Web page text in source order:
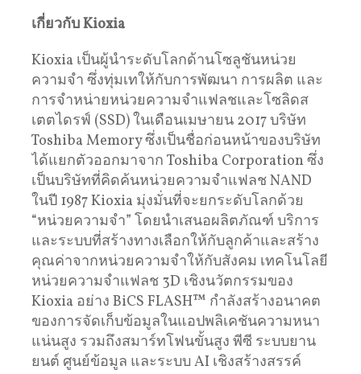
เกี่ยวกับKioxia
Kioxia เป็นผู้นำระดับโลกด้านโซลูชันหน่วย
ความจำ ซึ่งทุ่มเทให้กับการพัฒนา การผลิต และ
การจำหน่ายหน่วยความจำแฟลชและโซลิดส
เตตไดรฟ์ (SSD) ในเดือนเมษายน 2017 บริษัท
Toshiba Memory ซึ่งเป็นชื่อก่อนหน้าของบริษัท
ได้แยกตัวออกมาจาก Toshiba Corporation ซึ่ง
เป็นบริษัทที่คิดค้นหน่วยความจำแฟลช NAND
ในปี 1987 Kioxia มุ่งมั่นที่จะยกระดับโลกด้วย
“หน่วยความจำ” โดยนำเสนอผลิตภัณฑ์ บริการ
และระบบที่สร้างทางเลือกให้กับลูกค้าและสร้าง
คุณค่าจากหน่วยความจำให้กับสังคม เทคโนโลยี
หน่วยความจำแฟลช 3D เชิงนวัตกรรมของ
Kioxia อย่าง BiCS FLASH™ กำลังสร้างอนาคต
ของการจัดเก็บข้อมูลในแอปพลิเคชันความหนา
แน่นสูง รวมถึงสมาร์ทโฟนขั้นสูง พีซี ระบบยาน
ยนต์ ศูนย์ข้อมูล และระบบ AI เชิงสร้างสรรค์